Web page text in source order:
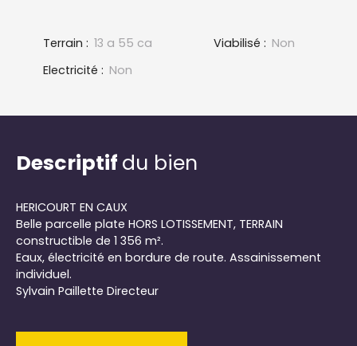
Terrain : 13 a 55 ca Viabilisé : Non
Electricité : Non
Descriptif du bien
HERICOURT EN CAUX
Belle parcelle plate HORS LOTISSEMENT, TERRAIN
constructible de 1 356 m².
Eaux, électricité en bordure de route. Assainissement
individuel.
Sylvain Paillette Directeur